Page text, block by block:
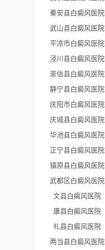
秦安县白癜风医院
武山县白癜风医院
平凉市白癜风医院
泾川县白癜风医院
崇信县白癜风医院
静宁县白癜风医院
庆阳市白癜风医院
庆城县白癜风医院
华池县白癜风医院
正宁县白癜风医院
镇原县白癜风医院
武都区白癜风医院
文县白癜风医院
康县白癜风医院
礼县白癜风医院
两当县白癜风医院